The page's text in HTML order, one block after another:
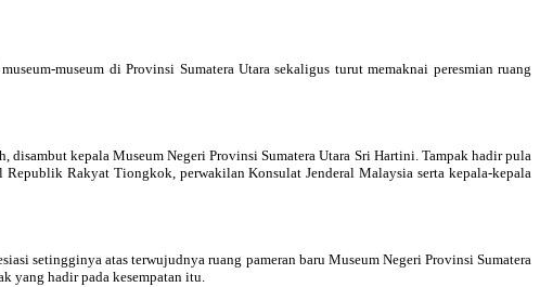
museum di Provinsi Sumatera Utara sekaligus turut memaknai peresmian ruang
disambut kepala Museum Negeri Provinsi Sumatera Utara Sri Hartini. Tampak hadir pula
Rakyat Tiongkok, perwakilan Konsulat Jenderal Malaysia serta kepala-kepala
setingginya atas terwujudnya ruang pameran baru Museum Negeri Provinsi Sumatera
yang hadir pada kesempatan itu.